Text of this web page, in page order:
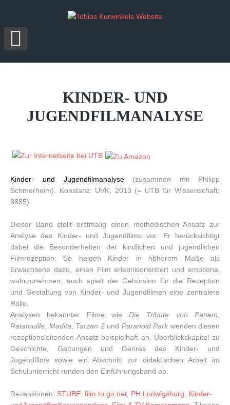
KINDER- UND
JUGENDFILMANALYSE
Kinder- und Jugendfilmanalyse(zusammen mit Philipp
Schmerheim). Konstanz: UVK, 2013 (= UTB für Wissenschaft;
3885).
Dieser Band stellt erstmalig einen methodischen Ansatz zur
Analyse des Kinder- und Jugendfilms vor. Er berücksichtigt
dabei die Besonderheiten der kindlichen und jugendlichen
Filmrezeption: So neigen Kinder in höherem Maße als
Erwachsene dazu, einen Film erlebnisorientiert und emotional
wahrzunehmen, auch spielt der Gehörsinn für die Rezeption
und Gestaltung von Kinder- und Jugendfilmen eine zentralere
Rolle.
Analysen bekannter Filme wieDie Tribute von Panem
Ratatouille Madita Tarzan 2und Paranoid Park wenden diesen
rezeptionsleitenden Ansatz beispielhaft an. Überblickskapitel zu
Geschichte, Gattungen und Genres des Kinder- und
Jugendfilms sowie ein Abschnitt zur didaktischen Arbeit im
Schulunterricht runden den Einführungsband ab.
Rezensionen: STUBE film to go.net PH Ludwigsburg
Kinder­